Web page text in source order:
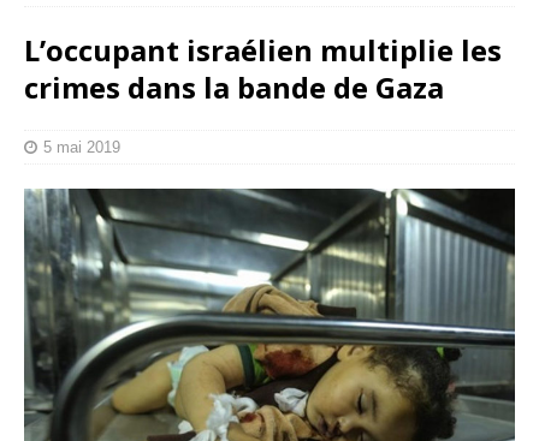
L’occupant israélien multiplie les
crimes dans la bande de Gaza
5 mai 2019